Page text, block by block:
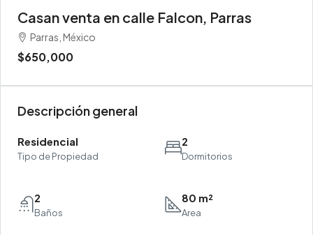
Casan venta en calle Falcon, Parras
Parras, México
$650,000
Descripción general
Residencial
Tipo de Propiedad
2
Dormitorios
2
Baños
80 m²
Area